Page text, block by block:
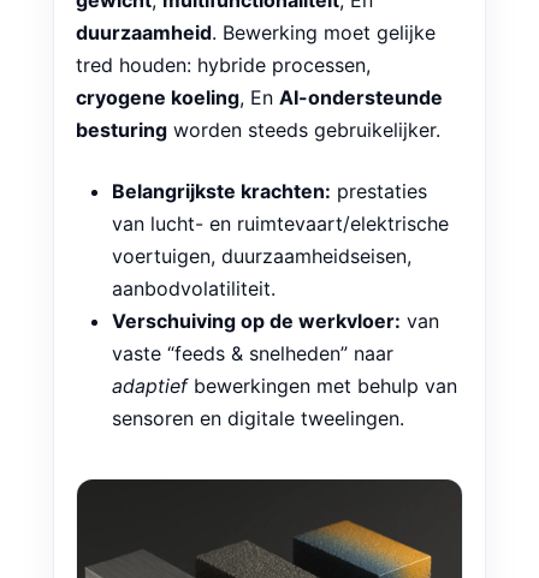
duurzaamheid. Bewerking moet gelijke
tred houden: hybride processen,
cryogene koeling, EnAI-ondersteunde
besturing worden steeds gebruikelijker.
Belangrijkste krachten: prestaties
van lucht- en ruimtevaart/elektrische
voertuigen, duurzaamheidseisen,
aanbodvolatiliteit.
Verschuiving op de werkvloer: van
vaste “feeds & snelheden” naar
adaptiefbewerkingen met behulp van
sensoren en digitale tweelingen.